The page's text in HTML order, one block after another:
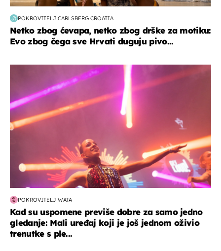
POKROVITELJ CARLSBERG CROATIA
Netko zbog ćevapa, netko zbog drške za motiku:
Evo zbog čega sve Hrvati duguju pivo...
POKROVITELJ WATA
Kad su uspomene previše dobre za samo jedno
gledanje: Mali uređaj koji je još jednom oživio
trenutke s ple...